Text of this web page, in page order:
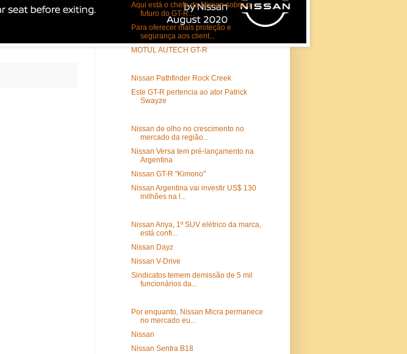
Aqui está o chefe da Nissan sobre o
futuro do GT-R...
Para oferecer mais proteção e
segurança aos client...
MOTUL AUTECH GT-R
Nissan Pathfinder Rock Creek
Este GT-R pertencia ao ator Patrick
Swayze
Nissan de olho no crescimento no
mercado da região...
Nissan Versa tem pré-lançamento na
Argentina
Nissan GT-R "Kimono"
Nissan Argentina vai investir US$ 130
milhões na l...
Nissan Ariya, 1º SUV elétrico da marca,
está confi...
Nissan Dayz
Nissan V-Drive
Sindicatos temem demissão de 5 mil
funcionários da...
Por enquanto, Nissan Micra permanece
no mercado eu...
Nissan
Nissan Sentra B18